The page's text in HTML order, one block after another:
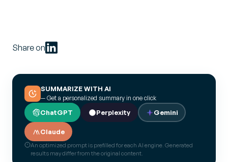
Share on
SUMMARIZE WITH AI
— Get a personalized summary in one click
ChatGPT Perplexity Gemini
Claude
An optimized prompt is prefilled for each AI engine. Generated
results may differ from the original content.